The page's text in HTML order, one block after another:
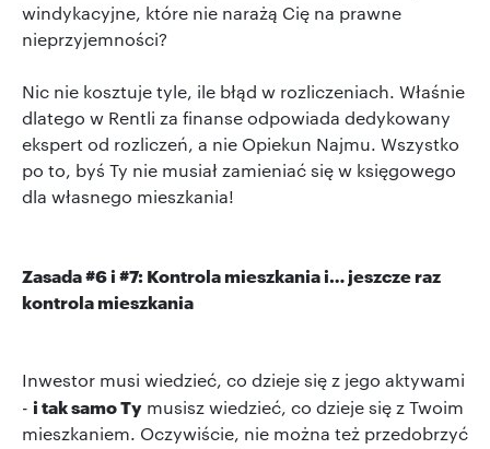
windykacyjne, które nie narażą Cię na prawne
nieprzyjemności?
Nic nie kosztuje tyle, ile błąd w rozliczeniach. Właśnie
dlatego w Rentli za finanse odpowiada dedykowany
ekspert od rozliczeń, a nie Opiekun Najmu. Wszystko
po to, byś Ty nie musiał zamieniać się w księgowego
dla własnego mieszkania!
Zasada #6 i #7: Kontrola mieszkania i… jeszcze raz
kontrola mieszkania
Inwestor musi wiedzieć, co dzieje się z jego aktywami
- i tak samo Ty musisz wiedzieć, co dzieje się z Twoim
mieszkaniem. Oczywiście, nie można też przedobrzyć